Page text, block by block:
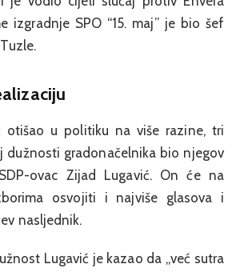
izgradnje SPO “15. maj” je bio šef
otišao u politiku na više razine, tri
dužnosti gradonačelnika bio njegov
ovac Zijad Lugavić. On će na
osvojiti i najviše glasova i
nasljednik.
Lugavić je kazao da „već sutra